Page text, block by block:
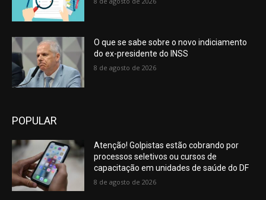
and
ability
to
produce
special
coordination
hands,
mind
and
soul
is
O que se sabe sobre o novo indiciamento
do ex-presidente do INSS
8 de agosto de 2026
POPULAR
Atenção! Golpistas estão cobrando por
processos seletivos ou cursos de
capacitação em unidades de saúde do DF
8 de agosto de 2026